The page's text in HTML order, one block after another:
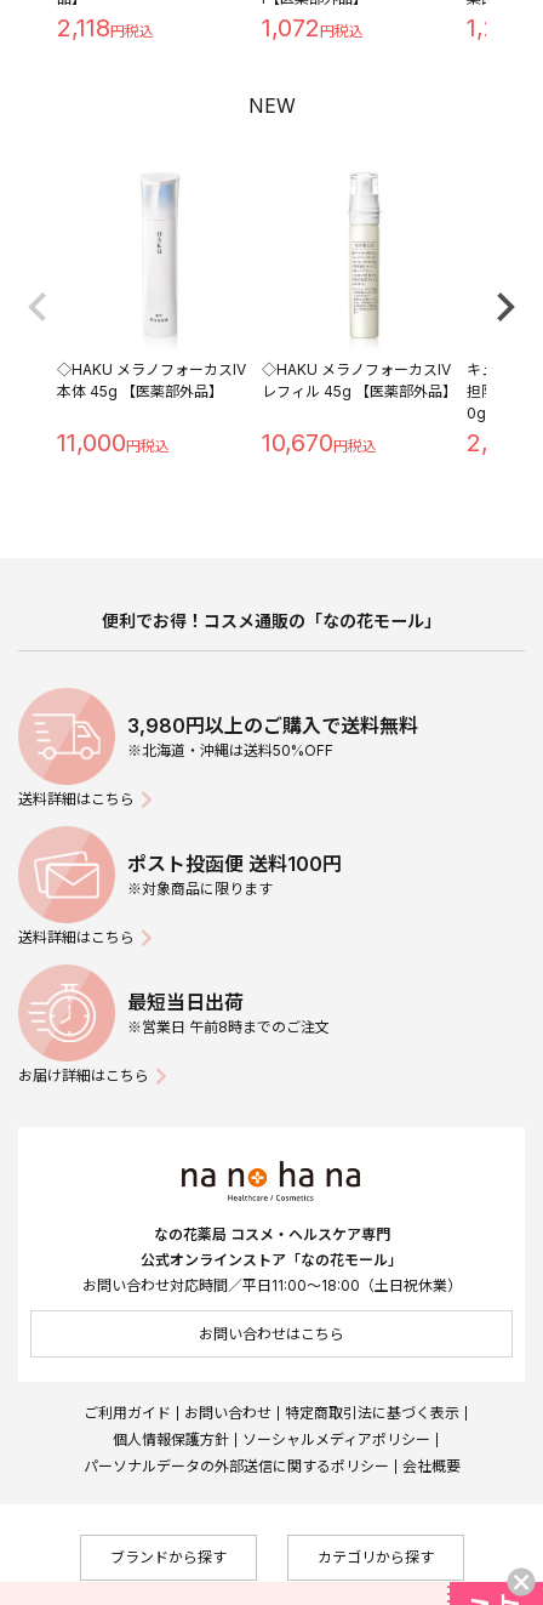
2,118 1,072 1,209
NEW
◇HAKU メラノフォーカスIV
本体 45g 【医薬部外品】
11,000
◇HAKU メラノフォーカスIV
レフィル 45g 【医薬部外品】
10,670
キュレル
担防止ベ
0g
2,280
便利でお得！コスメ通販の「なの花モール」
3,980円以上のご購入で送料無料
※北海道・沖縄は送料50%OFF
送料詳細はこちら
ポスト投函便 送料100円
※対象商品に限ります
送料詳細はこちら
最短当日出荷
※営業日 午前8時までのご注文
お届け詳細はこちら
なの花薬局 コスメ・ヘルスケア専門
公式オンラインストア「なの花モール」
お問い合わせ対応時間／平日11:00～18:00（土日祝休業）
お問い合わせはこちら
ご利用ガイド お問い合わせ
特定商取引法に基づく表示
個人情報保護方針
ソーシャルメディアポリシー
パーソナルデータの外部送信に関するポリシー
会社概要
ブランドから探す カテゴリから探す